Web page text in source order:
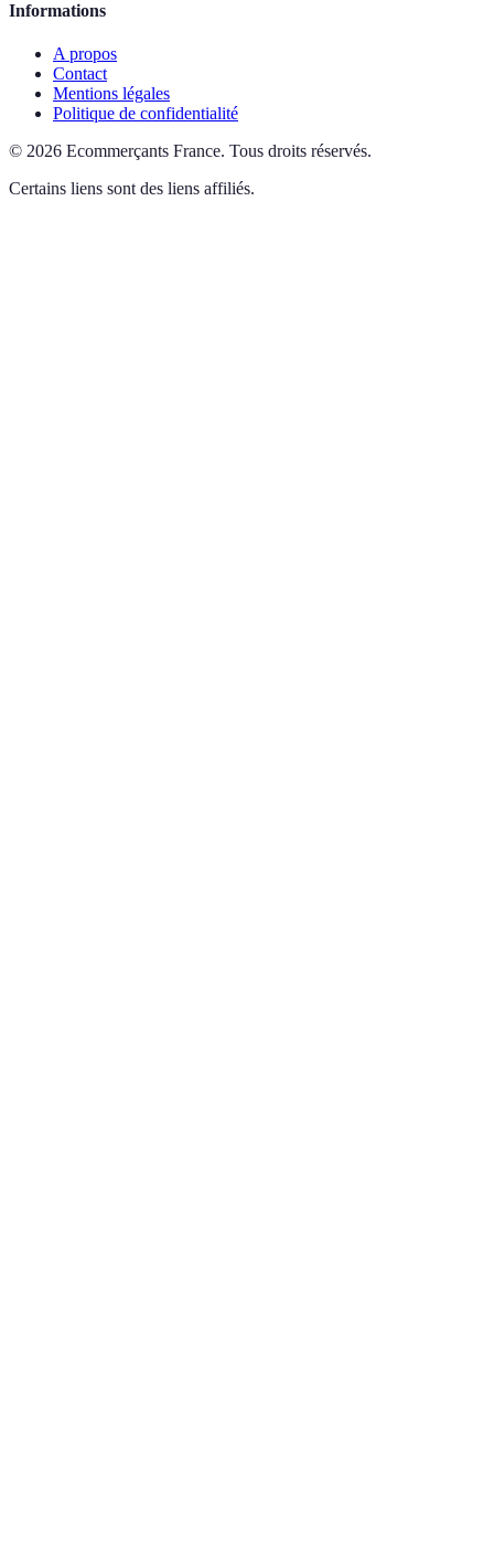
Informations
A propos
Contact
Mentions légales
Politique de confidentialité
© 2026 Ecommerçants France. Tous droits réservés.
Certains liens sont des liens affiliés.